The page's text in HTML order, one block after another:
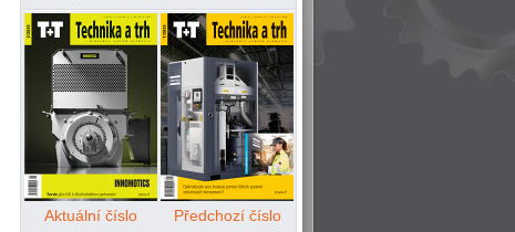
Aktuální číslo Předchozí číslo